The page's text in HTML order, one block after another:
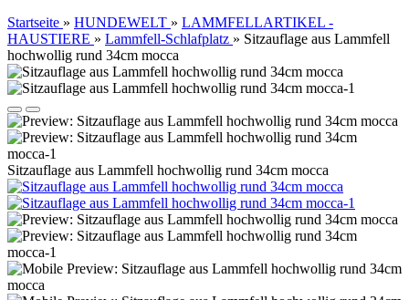
Startseite » HUNDEWELT » LAMMFELLARTIKEL -
HAUSTIERE » Lammfell-Schlafplatz » Sitzauflage aus Lammfell
hochwollig rund 34cm mocca
Sitzauflage aus Lammfell hochwollig rund 34cm mocca